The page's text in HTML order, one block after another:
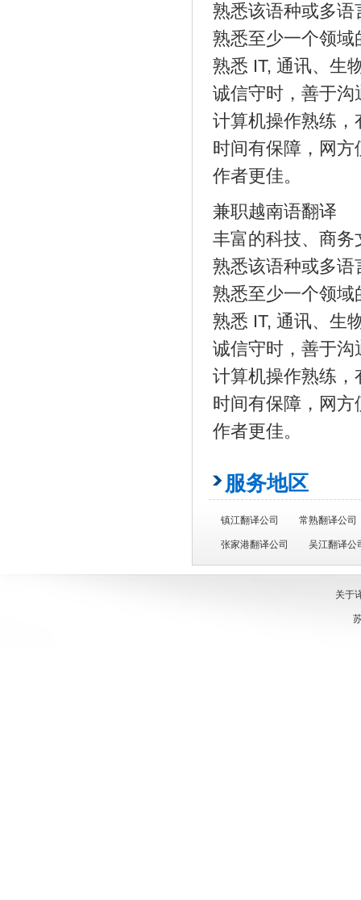
熟悉该语种或多
熟悉至少一个领域
熟悉 IT, 通讯、生
诚信守时，善于
计算机操作熟练，
时间有保障，网
作者更佳。
兼职越南语翻译
丰富的科技、商务
熟悉该语种或多
熟悉至少一个领域
熟悉 IT, 通讯、生
诚信守时，善于
计算机操作熟练，
时间有保障，网
作者更佳。
服务地区
镇江翻译公司 常熟翻译公司
张家港翻译公司 吴江翻译公
关于